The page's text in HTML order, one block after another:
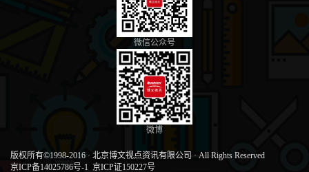
微信公众号
微博
版权所有©1998-2016 · 北京博文视点资讯有限公司 · All Rights Reserved
京ICP备14025786号-1 京ICP证150227号